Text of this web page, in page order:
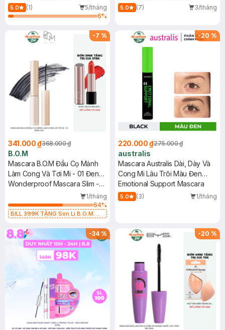
Curling Design
5.0 (1)
5/tháng
6%
Volumising Mascara
5.0 (7) 3/tháng
-7 %
341.000 ₫368.000 ₫
B.O.M
Mascara B.O.M Đầu Cọ Mảnh
Làm Cong Và Tơi Mi - 01 Đen
4.5g
Wonderproof Mascara Slim -
1/tháng
64%
BILL 399K TẶNG Son Lì B.O.M
(SL có hạn)
-20 %
220.000 ₫275.000 ₫
australis
Mascara Australis Dài, Dày Và
Cong Mi Lâu Trôi Màu Đen
8.5ml
Emotional Support Mascara
5.0 (3) 1/tháng
-34% -20 %